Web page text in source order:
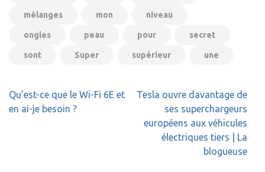
mélanges mon niveau
ongles peau pour secret
sont Super supérieur une
Navigation
de
Qu’est-ce que le Wi-Fi 6E et
en ai-je besoin ?
Tesla ouvre davantage de
ses superchargeurs
européens aux véhicules
électriques tiers | La
blogueuse